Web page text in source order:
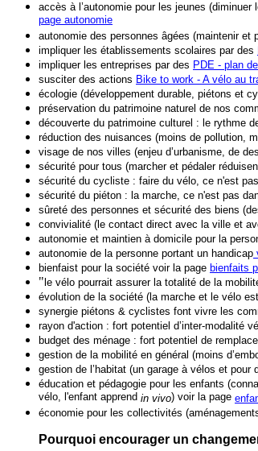
accès à l’autonomie pour les jeunes
page autonomie
autonomie des personnes âgées (maintenir et
impliquer les établissements scolaires par des
impliquer les entreprises par des PDE - plan
susciter des actions Bike to work - A vélo au
écologie (développement durable, piétons et
préservation du patrimoine naturel de nos
découverte du patrimoine culturel : le rythme
réduction des nuisances (moins de pollution,
visage de nos villes (enjeu d’urbanisme, de
sécurité pour tous (marcher et pédaler
sécurité du cycliste : faire du vélo, ce n'est
sécurité du piéton : la marche, ce n'est pas
sûreté des personnes et sécurité des biens
convivialité (le contact direct avec la ville et
autonomie et maintien à domicile pour la
autonomie de la personne portant un handicap
bienfaist pour la société voir la page bienfaits
" le vélo pourrait assurer la totalité de la
évolution de la société (la marche et le vélo
synergie piétons & cyclistes font vivre les
rayon d'action : fort potentiel d’inter-modalité
budget des ménage : fort potentiel de
gestion de la mobilité en général (moins
gestion de l’habitat (un garage à vélos et
éducation et pédagogie pour les enfants
vélo, l'enfant apprend in vivo) voir la page
économie pour les collectivités
Pourquoi encourager un